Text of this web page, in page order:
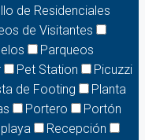
de Residenciales
de Visitantes
Parqueos
Pet Station
Picuzzi
de Footing
Planta
Portero
Portón
Recepción